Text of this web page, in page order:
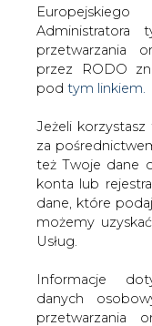
przetwarzania
przez RODO
pod tym linkiem.
Jeżeli
za
też Twoje dane
konta lub
dane, które
możemy
Usług.
Informacje
danych
przetwarzania
Strona główna
domów, czyli jak
2007-05-08 00:00